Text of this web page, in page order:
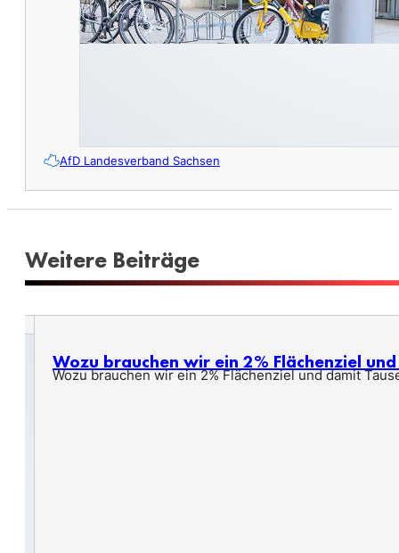
AfD Landesverband Sachsen
Weitere Beiträge
Wozu brauchen wir ein 2% Flächenziel
Wozu brauchen wir ein 2% Flächenziel und damit